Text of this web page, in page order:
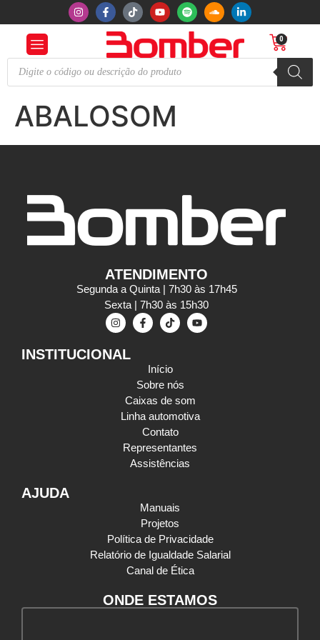
0
ABALOSOM
ATENDIMENTO
Segunda a Quinta | 7h30 às 17h45
Sexta | 7h30 às 15h30
INSTITUCIONAL
Início
Sobre nós
Caixas de som
Linha automotiva
Contato
Representantes
Assistências
AJUDA
Manuais
Projetos
Política de Privacidade
Relatório de Igualdade Salarial
Canal de Ética
ONDE ESTAMOS